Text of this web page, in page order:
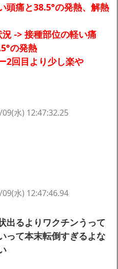
頭痛と38.5°の発熱、解熱
-> 接種部位の軽い痛
の発熱
2回目より少し楽や
水) 12:47:32.25
水) 12:47:46.94
出るよりワクチンうって
って本末転倒すぎるよな